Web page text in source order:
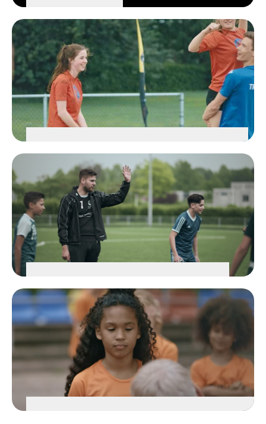
Pesten
BEKIJK DE VIDEO
Seksuele intimidatie en misbruik
BEKIJK DE VIDEO
Blijf je stil of praat je erover?
BEKIJK DE VIDEO